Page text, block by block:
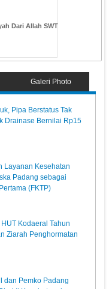
Dari Allah SWT
Galeri Photo
Pipa Berstatus Tak
Drainase Bernilai Rp15
Layanan Kesehatan
Padang sebagai
(FKTP)
Kodaeral Tahun
Ziarah Penghormatan
dan Pemko Padang